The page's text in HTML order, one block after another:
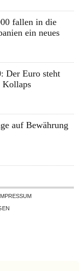
fallen in die
ein neues
Der Euro steht
Kollaps
auf Bewährung
IMPRESSUM